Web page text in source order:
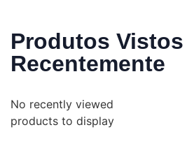
Produtos Vistos
Recentemente
No recently viewed
products to display